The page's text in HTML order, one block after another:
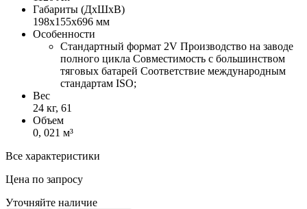
Габариты (ДхШхВ)
198х155х696 мм
Особенности
Стандартный формат 2V Производство на заводе
полного цикла Совместимость с большинством
тяговых батарей Соответствие международным
стандартам ISO;
Вес
24 кг, 61
Объем
0, 021 м³
Все характеристики
Цена по запросу
Уточняйте наличие